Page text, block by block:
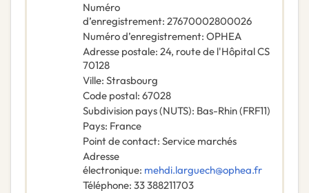
Numéro
d’enregistrement: 27670002800026
Numéro d’enregistrement: OPHEA
Adresse postale: 24, route de l'Hôpital CS
70128
Ville: Strasbourg
Code postal: 67028
Subdivision pays (NUTS): Bas-Rhin(FRF11)
Pays: France
Point de contact: Service marchés
Adresse
électronique: mehdi.larguech@ophea.fr
Téléphone: 33 388211703